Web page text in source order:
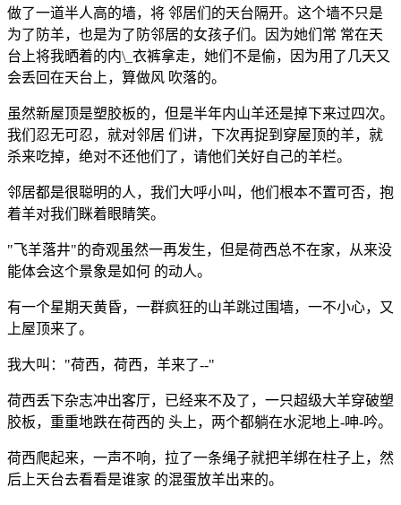
做了一道半人高的墙，将 邻居们的天台隔开。这个墙不只是
为了防羊，也是为了防邻居的女孩子们。因为她们常 常在天
台上将我晒着的内\_衣裤拿走，她们不是偷，因为用了几天又
会丢回在天台上，算做风 吹落的。
虽然新屋顶是塑胶板的，但是半年内山羊还是掉下来过四次。
我们忍无可忍，就对邻居 们讲，下次再捉到穿屋顶的羊，就
杀来吃掉，绝对不还他们了，请他们关好自己的羊栏。
邻居都是很聪明的人，我们大呼小叫，他们根本不置可否，抱
着羊对我们眯着眼睛笑。
"飞羊落井"的奇观虽然一再发生，但是荷西总不在家，从来没
能体会这个景象是如何 的动人。
有一个星期天黄昏，一群疯狂的山羊跳过围墙，一不小心，又
上屋顶来了。
我大叫："荷西，荷西，羊来了--"
荷西丢下杂志冲出客厅，已经来不及了，一只超级大羊穿破塑
胶板，重重地跌在荷西的 头上，两个都躺在水泥地上-呻-吟。
荷西爬起来，一声不响，拉了一条绳子就把羊绑在柱子上，然
后上天台去看看是谁家 的混蛋放羊出来的。